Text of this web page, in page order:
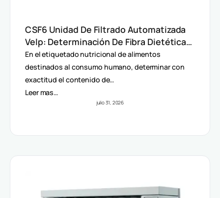
CSF6 Unidad De Filtrado Automatizada
Velp: Determinación De Fibra Dietética
(AOAC)
En el etiquetado nutricional de alimentos
destinados al consumo humano, determinar con
exactitud el contenido de…
Leer mas…
julio 31, 2026